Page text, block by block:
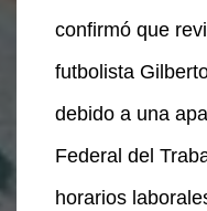
confirmó que
futbolista
debido a una
Federal del
horarios